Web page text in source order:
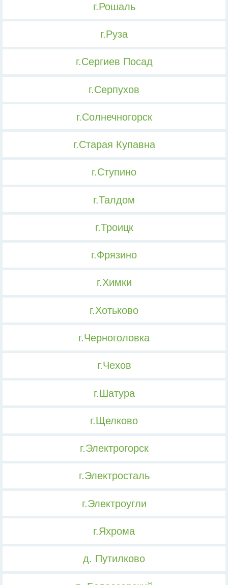
г.Рошаль
г.Руза
г.Сергиев Посад
г.Серпухов
г.Солнечногорск
г.Старая Купавна
г.Ступино
г.Талдом
г.Троицк
г.Фрязино
г.Химки
г.Хотьково
г.Черноголовка
г.Чехов
г.Шатура
г.Щелково
г.Электрогорск
г.Электросталь
г.Электроугли
г.Яхрома
д. Путилково